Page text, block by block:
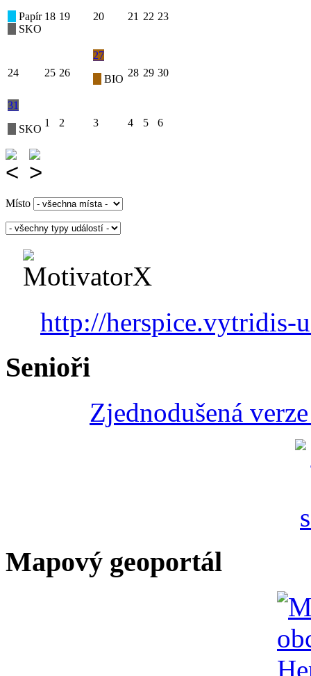
Papír
SKO
18 19 20 21 22 23
24 25 26
27
BIO
28 29 30
31
SKO
1 2 3 4 5 6
Místo
http://herspice.vytridis-
Senioři
Zjednodušená
Mapový geoportál